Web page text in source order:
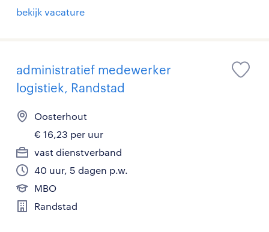
bekijk vacature
administratief medewerker
logistiek, Randstad
Oosterhout
€ 16,23 per uur
vast dienstverband
40 uur, 5 dagen p.w.
MBO
Randstad